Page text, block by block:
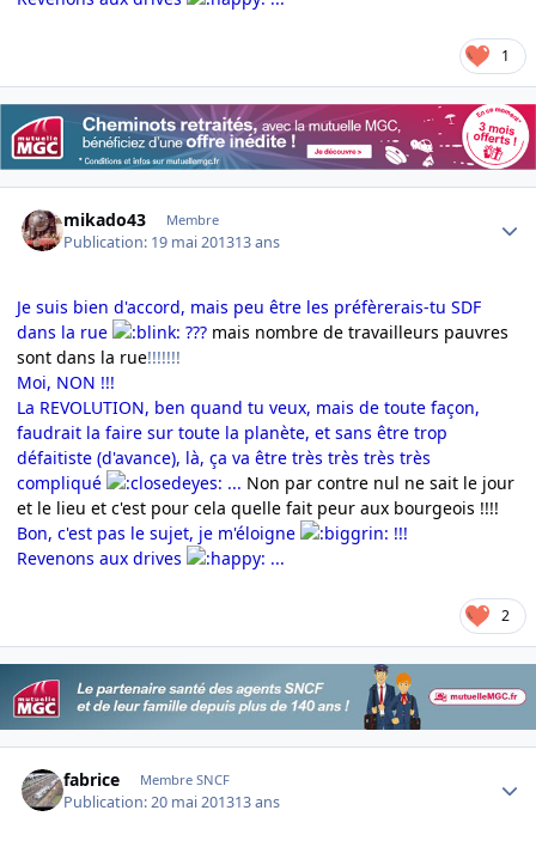
1
mikado43 Membre
Publication: 19 mai 201313 ans
Je suis bien d'accord, mais peu être les préfèrerais-tu SDF
dans la rue
??? mais nombre de travailleurs pauvres
sont dans la rue!!!!!!!
Moi, NON !!!
La REVOLUTION, ben quand tu veux, mais de toute façon,
faudrait la faire sur toute la planète, et sans être trop
défaitiste (d'avance), là, ça va être très très très très
compliqué
... Non par contre nul ne sait le jour
et le lieu et c'est pour cela quelle fait peur aux bourgeois !!!!
Bon, c'est pas le sujet, je m'éloigne
!!!
Revenons aux drives
...
2
fabrice Membre SNCF
Publication:20 mai 201313 ans